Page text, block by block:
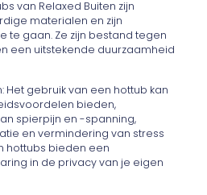
van Relaxed Buiten zijn
materialen en zijn
te gaan. Ze zijn bestand tegen
een uitstekende duurzaamheid
gebruik van een hottub kan
bieden,
spierpijn en -spanning,
en vermindering van stress
hottubs bieden een
in de privacy van je eigen